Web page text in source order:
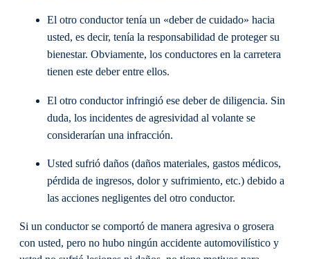
El otro conductor tenía un «deber de cuidado» hacia
usted, es decir, tenía la responsabilidad de proteger su
bienestar. Obviamente, los conductores en la carretera
tienen este deber entre ellos.
El otro conductor infringió ese deber de diligencia. Sin
duda, los incidentes de agresividad al volante se
considerarían una infracción.
Usted sufrió daños (daños materiales, gastos médicos,
pérdida de ingresos, dolor y sufrimiento, etc.) debido a
las acciones negligentes del otro conductor.
Si un conductor se comportó de manera agresiva o grosera
con usted, pero no hubo ningún accidente automovilístico y